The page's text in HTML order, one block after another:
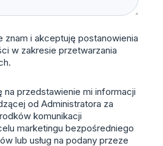
znam i akceptuję postanowienia
w zakresie przetwarzania
na przedstawienie mi informacji
od Administratora za
komunikacji
marketingu bezpośredniego
lub usług na podany przeze